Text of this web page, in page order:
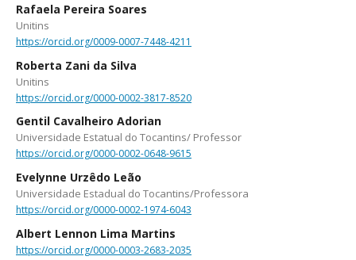
Rafaela Pereira Soares
Unitins
https://orcid.org/0009-0007-7448-4211
Roberta Zani da Silva
Unitins
https://orcid.org/0000-0002-3817-8520
Gentil Cavalheiro Adorian
Universidade Estatual do Tocantins/ Professor
https://orcid.org/0000-0002-0648-9615
Evelynne Urzêdo Leão
Universidade Estadual do Tocantins/Professora
https://orcid.org/0000-0002-1974-6043
Albert Lennon Lima Martins
https://orcid.org/0000-0003-2683-2035